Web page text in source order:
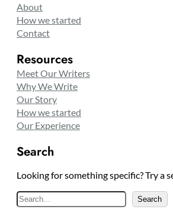
About
How we started
Contact
Resources
Meet Our Writers
Why We Write
Our Story
How we started
Our Experience
Search
Looking for something specific? Try a
S
e
Search